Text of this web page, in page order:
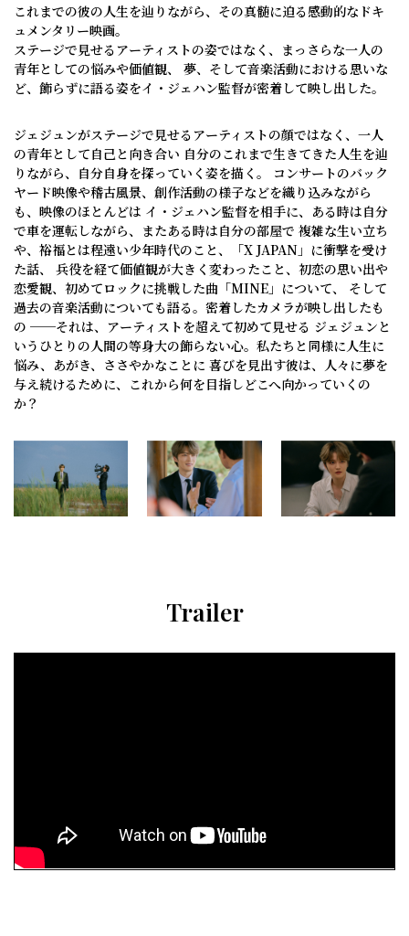
これまでの彼の人生を辿りながら、その真髄に迫る感動的なドキ
ュメンタリー映画。
ステージで見せるアーティストの姿ではなく、まっさらな一人の
青年としての悩みや価値観、
夢、そして音楽活動における思いな
ど、飾らずに語る姿をイ・ジェハン監督が密着して映し出した。
ジェジュンがステージで見せるアーティストの顔ではなく、一人
の青年として自己と向き合い 自分のこれまで生きてきた人生を辿
りながら、自分自身を探っていく姿を描く。
コンサートのバック
ヤード映像や稽古風景、創作活動の様子などを織り込みながら
も、映像のほとんどは イ・ジェハン監督を相手に、ある時は自分
で車を運転しながら、またある時は自分の部屋で 複雑な生い立ち
や、裕福とは程遠い少年時代のこと、「X JAPAN」に衝撃を受け
た話、
兵役を経て価値観が大きく変わったこと、初恋の思い出や
恋愛観、初めてロックに挑戦した曲「MINE」について、
そして
過去の音楽活動についても語る。密着したカメラが映し出したも
の ──それは、アーティストを超えて初めて見せる ジェジュンと
いうひとりの人間の等身大の飾らない心。私たちと同様に人生に
悩み、あがき、ささやかなことに 喜びを見出す彼は、人々に夢を
与え続けるために、これから何を目指しどこへ向かっていくの
か？
Trailer